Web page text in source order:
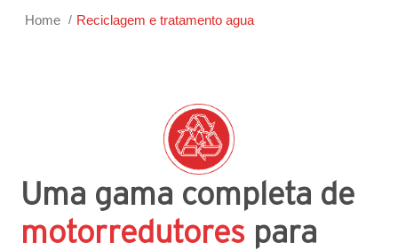
Home Reciclagem e tratamento agua
Uma gama completa de
motorredutores para